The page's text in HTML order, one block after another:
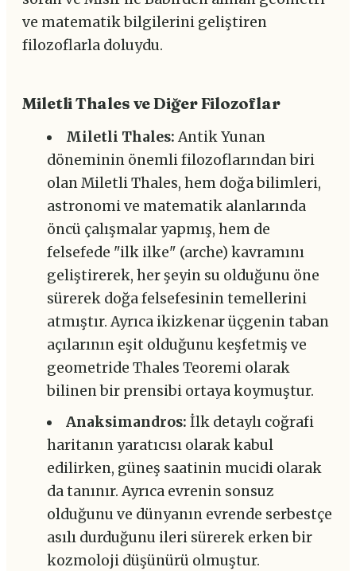
ve matematik bilgilerini geliştiren
filozoflarla doluydu.
Miletli Thales ve Diğer Filozoflar
Miletli Thales:Antik Yunan
döneminin önemli filozoflarından biri
olan Miletli Thales, hem doğa bilimleri,
astronomi ve matematik alanlarında
öncü çalışmalar yapmış, hem de
felsefede "ilk ilke" (arche) kavramını
geliştirerek, her şeyin su olduğunu öne
sürerek doğa felsefesinin temellerini
atmıştır. Ayrıca ikizkenar üçgenin taban
açılarının eşit olduğunu keşfetmiş ve
geometride Thales Teoremi olarak
bilinen bir prensibi ortaya koymuştur.
Anaksimandros: İlk detaylı coğrafi
haritanın yaratıcısı olarak kabul
edilirken, güneş saatinin mucidi olarak
da tanınır. Ayrıca evrenin sonsuz
olduğunu ve dünyanın evrende serbestçe
asılı durduğunu ileri sürerek erken bir
kozmoloji düşünürü olmuştur.